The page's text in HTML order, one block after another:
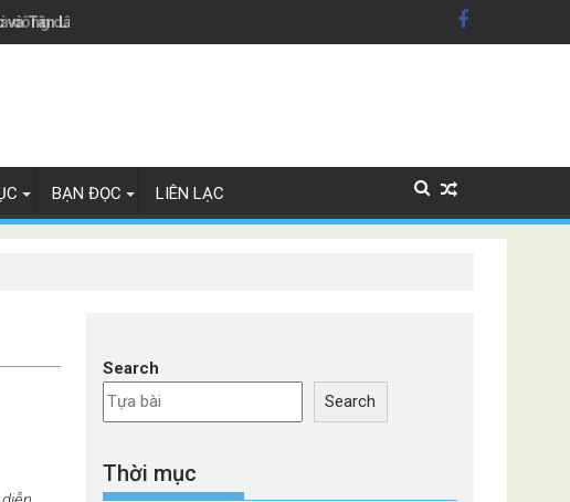
công dân Mỹ'
Tân Lây Lan
BẠN ĐỌC LIÊN LẠC
Search
Search
Thời mục